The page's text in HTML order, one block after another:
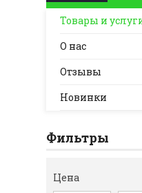
Товары и
О нас
Отзывы
Новинки
Фильтры
Цена